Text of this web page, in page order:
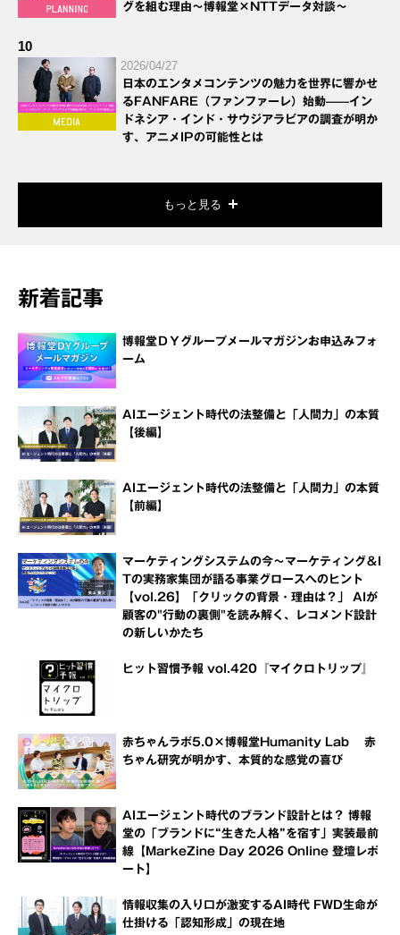
グを組む理由～博報堂×NTTデータ対談～
10
2026/04/27
日本のエンタメコンテンツの魅力を世界に響かせ
るFANFARE（ファンファーレ）始動——イン
ドネシア・インド・サウジアラビアの調査が明か
す、アニメIPの可能性とは
もっと見る
新着記事
博報堂ＤＹグループメールマガジンお申込みフォ
ーム
AIエージェント時代の法整備と「人間力」の本質
【後編】
AIエージェント時代の法整備と「人間力」の本質
【前編】
マーケティングシステムの今～マーケティング＆I
Tの実務家集団が語る事業グロースへのヒント
【vol.26】「クリックの背景・理由は？」 AIが
顧客の"行動の裏側"を読み解く、レコメンド設計
の新しいかたち
ヒット習慣予報 vol.420『マイクロトリップ』
赤ちゃんラボ5.0×博報堂Humanity Lab 赤
ちゃん研究が明かす、本質的な感覚の喜び
AIエージェント時代のブランド設計とは？ 博報
堂の「ブランドに“生きた人格”を宿す」実装最前
線【MarkeZine Day 2026 Online 登壇レポ
ート】
情報収集の入り口が激変するAI時代 FWD生命が
仕掛ける「認知形成」の現在地